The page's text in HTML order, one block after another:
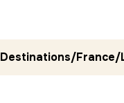
Destinations/France/